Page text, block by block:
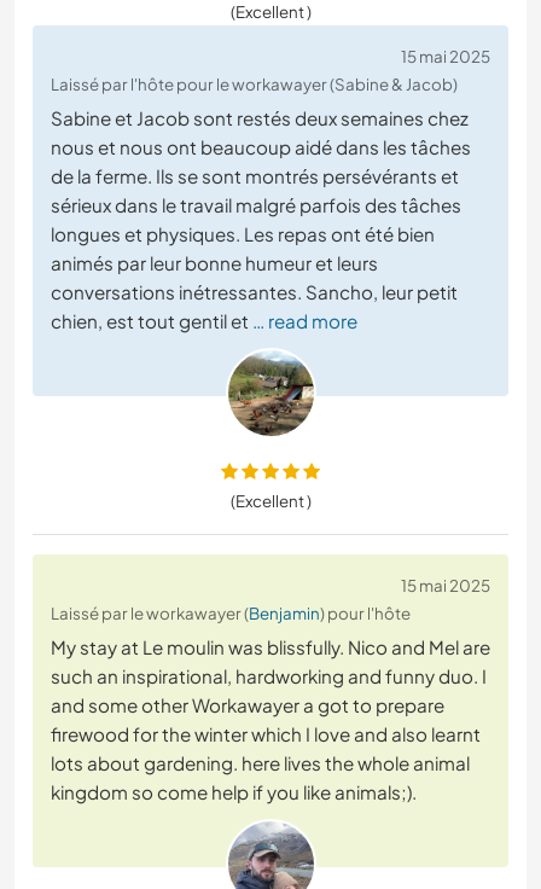
(Excellent )
15 mai 2025
Laissé par l'hôte pour le workawayer (Sabine & Jacob)
Sabine et Jacob sont restés deux semaines chez
nous et nous ont beaucoup aidé dans les tâches
de la ferme. Ils se sont montrés persévérants et
sérieux dans le travail malgré parfois des tâches
longues et physiques. Les repas ont été bien
animés par leur bonne humeur et leurs
conversations inétressantes. Sancho, leur petit
chien, est tout gentil et … read more
(Excellent )
15 mai 2025
Laissé par le workawayer (Benjamin) pour l'hôte
My stay at Le moulin was blissfully. Nico and Mel are
such an inspirational, hardworking and funny duo. I
and some other Workawayer a got to prepare
firewood for the winter which I love and also learnt
lots about gardening. here lives the whole animal
kingdom so come help if you like animals;).